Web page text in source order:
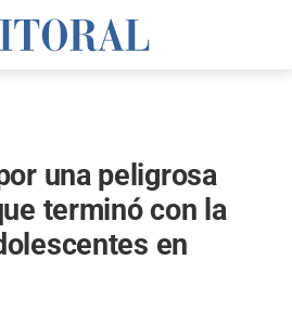
una peligrosa
terminó con la
en